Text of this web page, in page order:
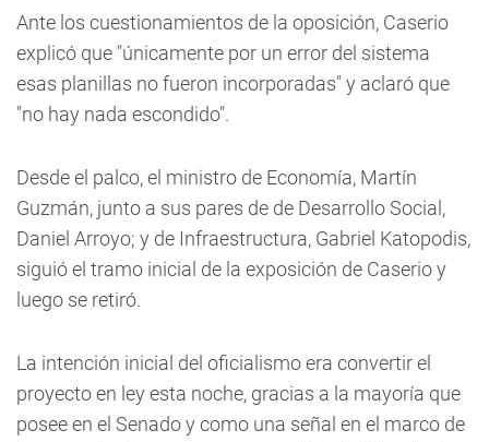
Ante los cuestionamientos de la oposición, Caserio
explicó que "únicamente por un error del sistema
esas planillas no fueron incorporadas" y aclaró que
"no hay nada escondido".
Desde el palco, el ministro de Economía, Martín
Guzmán, junto a sus pares de de Desarrollo Social,
Daniel Arroyo; y de Infraestructura, Gabriel Katopodis,
siguió el tramo inicial de la exposición de Caserio y
luego se retiró.
La intención inicial del oficialismo era convertir el
proyecto en ley esta noche, gracias a la mayoría que
posee en el Senado y como una señal en el marco de